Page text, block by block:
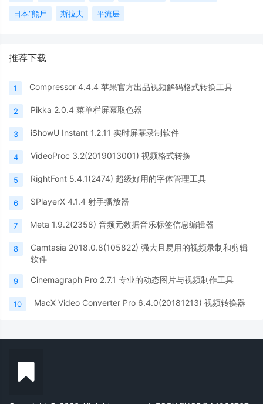
日本“熊尸
斯拉夫 平流层
推荐下载
1 Compressor 4.4.4 苹果官方出品视频解码格式转换工具
2 Pikka 2.0.4 菜单栏屏幕取色器
3 iShowU Instant 1.2.11 实时屏幕录制软件
4 VideoProc 3.2(2019013001) 视频格式转换
5 RightFont 5.4.1(2474) 超级好用的字体管理工具
6 SPlayerX 4.1.4 射手播放器
7 Meta 1.9.2(2358) 音频元数据音乐标签信息编辑器
8
Camtasia 2018.0.8(105822) 强大且易用的视频录制和剪辑
软件
9 Cinemagraph Pro 2.7.1 专业的动态图片与视频制作工具
10 MacX Video Converter Pro 6.4.0(20181213) 视频转换器